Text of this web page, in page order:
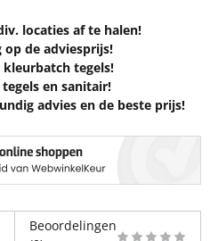
locaties af te halen!
de adviesprijs!
kleurbatch tegels!
en sanitair!
advies en de beste prijs!
Beoordelingen